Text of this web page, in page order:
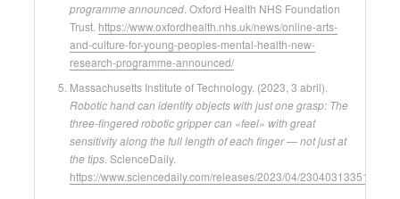
programme announced . Oxford Health NHS Foundation
Trust. https://www.oxfordhealth.nhs.uk/news/online-arts-
and-culture-for-young-peoples-mental-health-new-
research-programme-announced/
Massachusetts Institute of Technology. (2023, 3 abril).
Robotic hand can identify objects with just one grasp: The
three-fingered robotic gripper can «feel» with great
sensitivity along the full length of each finger — not just at
the tips . ScienceDaily.
https://www.sciencedaily.com/releases/2023/04/230403133515.htm